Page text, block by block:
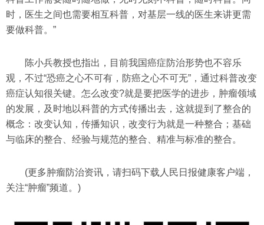
时，医生之间也需要相互科普，对基层一线的医生来讲更需
要做科普。”
陈小兵教授也指出，目前我国癌症防治形势也不容乐
观，不过“恐癌之心不可有，防癌之心不可无”，通过科普改变
癌症认知很关键。怎么改变?就是要把医学的进步，肿瘤领域
的发展，及时地以科普的方式传播出去，这就提到了整合的
概念：改变认知，传播知识，改变行为就是一种整合；基础
与临床的整合、经验与规范的整合、精准与标准的整合。
(更多肿瘤防治资讯，请扫码下载人民日报健康客户端，
关注“肿瘤”频道。)